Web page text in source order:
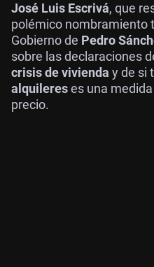
José Luis Escrivá, que
polémico nombramiento
Gobierno de Pedro
sobre las declaraciones
crisis de vivienda y de si
alquilereses una
precio.